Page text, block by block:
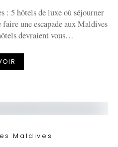
: 5 hôtels de luxe où séjourner
une escapade aux Maldives
devraient vous…
Maldives